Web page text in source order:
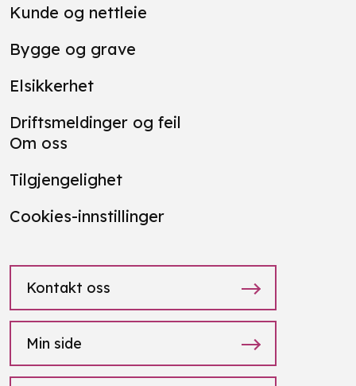
Kunde og nettleie
Bygge og grave
Elsikkerhet
Driftsmeldinger og feil
Om oss
Tilgjengelighet
Cookies-innstillinger
Kontakt oss
Min side